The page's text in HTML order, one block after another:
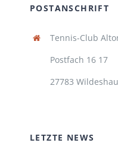
POSTANSCHRIFT
Tennis-Club
Postfach 16 17
27783
LETZTE NEWS